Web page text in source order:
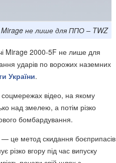
Mirage не лише для ППО – TWZ
Mirage 2000-5F не лише для
ударів по ворожих наземних
України.
відео, на якому
над змелею, а потім різко
бомбардування.
це метод скидання боєприпасів
різко вгору під час випуску